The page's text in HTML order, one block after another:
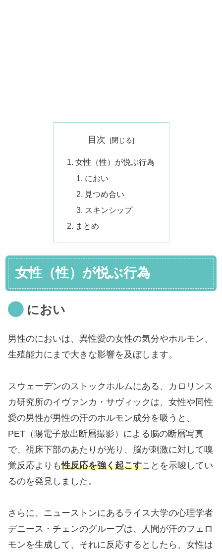
目次
女性（性）が悦ぶ行為
におい
見つめ合い
スキンシップ
まとめ
女性（性）が悦ぶ行為
におい
男性のにおいは、異性愛の女性の気分やホルモン、
生殖能力にまで大きな影響を及ぼします。
スウェーデンのストックホルムにある、カロリンス
カ研究所のイヴァンカ・サヴィックは、女性や同性
愛の男性が男性の汗のホルモン成分を吸うと、
PET（陽電子放出断層撮影）による脳の断層写真
で、視床下部のあたりが光り、脳が刺激に対して嗅
覚反応よりも性反応を強く起こすことを示唆してい
るのを発見しました。
さらに、ニューストンにあるライス大学の心理学者
デニース・チェンのグループは、人間が汗のフェロ
モンを生成して、それに反応するとしたら、女性は